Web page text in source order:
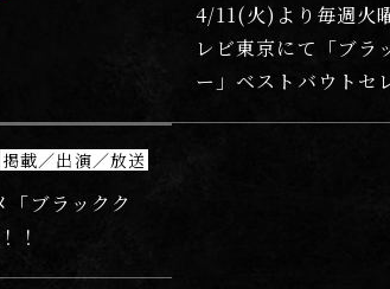
4/11(火)より毎週火
レビ東京にて「ブラ
ー」ベストバウトセ
掲載／出演／放送
ブラックク
！